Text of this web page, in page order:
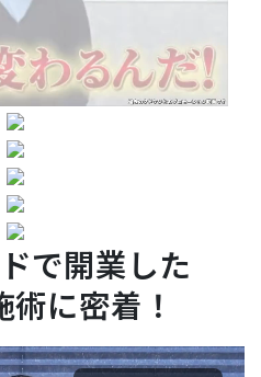
で開業した
に密着！